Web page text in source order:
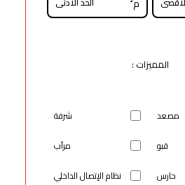
م²
المميزات :
مصعد
شرفة
قبو
مرآب
حارس
نظام الإتصال الداخلي